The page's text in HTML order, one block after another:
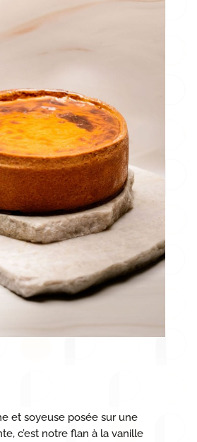
et soyeuse posée sur une
c’est notre flan à la vanille